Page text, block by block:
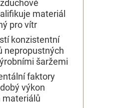
materiál
pro vítr
konzistentní
nepropustných
šaržemi
faktory
výkon
materiálů